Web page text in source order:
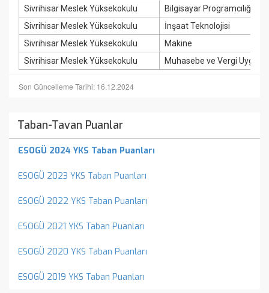
Sivrihisar Meslek Yüksekokulu
Bilgisayar Programcılığı
Sivrihisar Meslek Yüksekokulu
İnşaat Teknolojisi
Sivrihisar Meslek Yüksekokulu
Makine
Sivrihisar Meslek Yüksekokulu
Muhasebe ve Vergi
Son Güncelleme Tarihi: 16.12.2024
Taban-Tavan Puanlar
ESOGÜ 2024 YKS Taban Puanları
ESOGÜ 2023 YKS Taban Puanları
ESOGÜ 2022 YKS Taban Puanları
ESOGÜ 2021 YKS Taban Puanları
ESOGÜ 2020 YKS Taban Puanları
ESOGÜ 2019 YKS Taban Puanları